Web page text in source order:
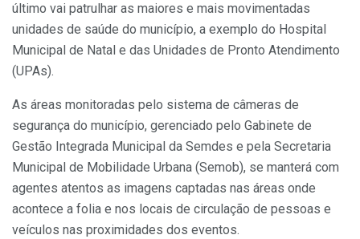
último vai patrulhar as maiores e mais movimentadas
unidades de saúde do município, a exemplo do Hospital
Municipal de Natal e das Unidades de Pronto Atendimento
(UPAs).
As áreas monitoradas pelo sistema de câmeras de
segurança do município, gerenciado pelo Gabinete de
Gestão Integrada Municipal da Semdes e pela Secretaria
Municipal de Mobilidade Urbana (Semob), se manterá com
agentes atentos as imagens captadas nas áreas onde
acontece a folia e nos locais de circulação de pessoas e
veículos nas proximidades dos eventos.